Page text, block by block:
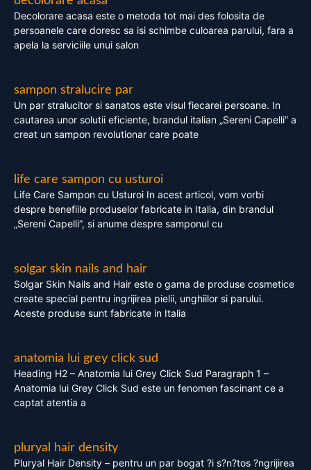
Decolorare acasa este o metoda tot mai des folosita de
persoanele care doresc sa isi schimbe culoarea parului, fara a
apela la serviciile unui salon
sampon stralucire par
Un par stralucitor si sanatos este visul fiecarei persoane. In
cautarea unor solutii eficiente, brandul italian „Sereni Capelli” a
creat un sampon revolutionar care poate
life care sampon cu usturoi
Life Care Sampon cu Usturoi In acest articol, vom vorbi
despre benefiile produselor fabricate in Italia, din brandul
„Sereni Capelli”, si anume despre samponul cu
solgar skin nails and hair
Solgar Skin Nails and Hair este o gama de produse cosmetice
create special pentru ingrijirea pielii, unghiilor si parului.
Aceste produse sunt fabricate in Italia
anatomia lui grey click sud
Heading H2 – Anatomia lui Grey Click Sud Paragraph 1 –
Anatomia lui Grey Click Sud este un fenomen fascinant ce a
captat atentia a
pluryal hair density
Pluryal Hair Density – pentru un par bogat ?i s?n?tos ?ngrijirea